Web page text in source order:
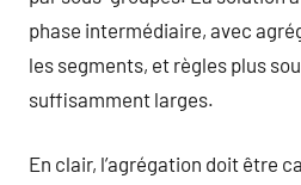
phase intermédiaire, avec
les segments, et règles plus
suffisamment larges.
En clair, l’agrégation doit être